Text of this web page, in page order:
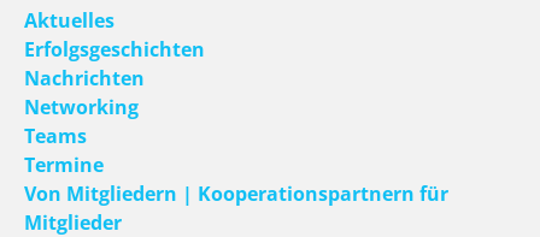
Aktuelles
Erfolgsgeschichten
Nachrichten
Networking
Teams
Termine
Von Mitgliedern | Kooperationspartnern für
Mitglieder